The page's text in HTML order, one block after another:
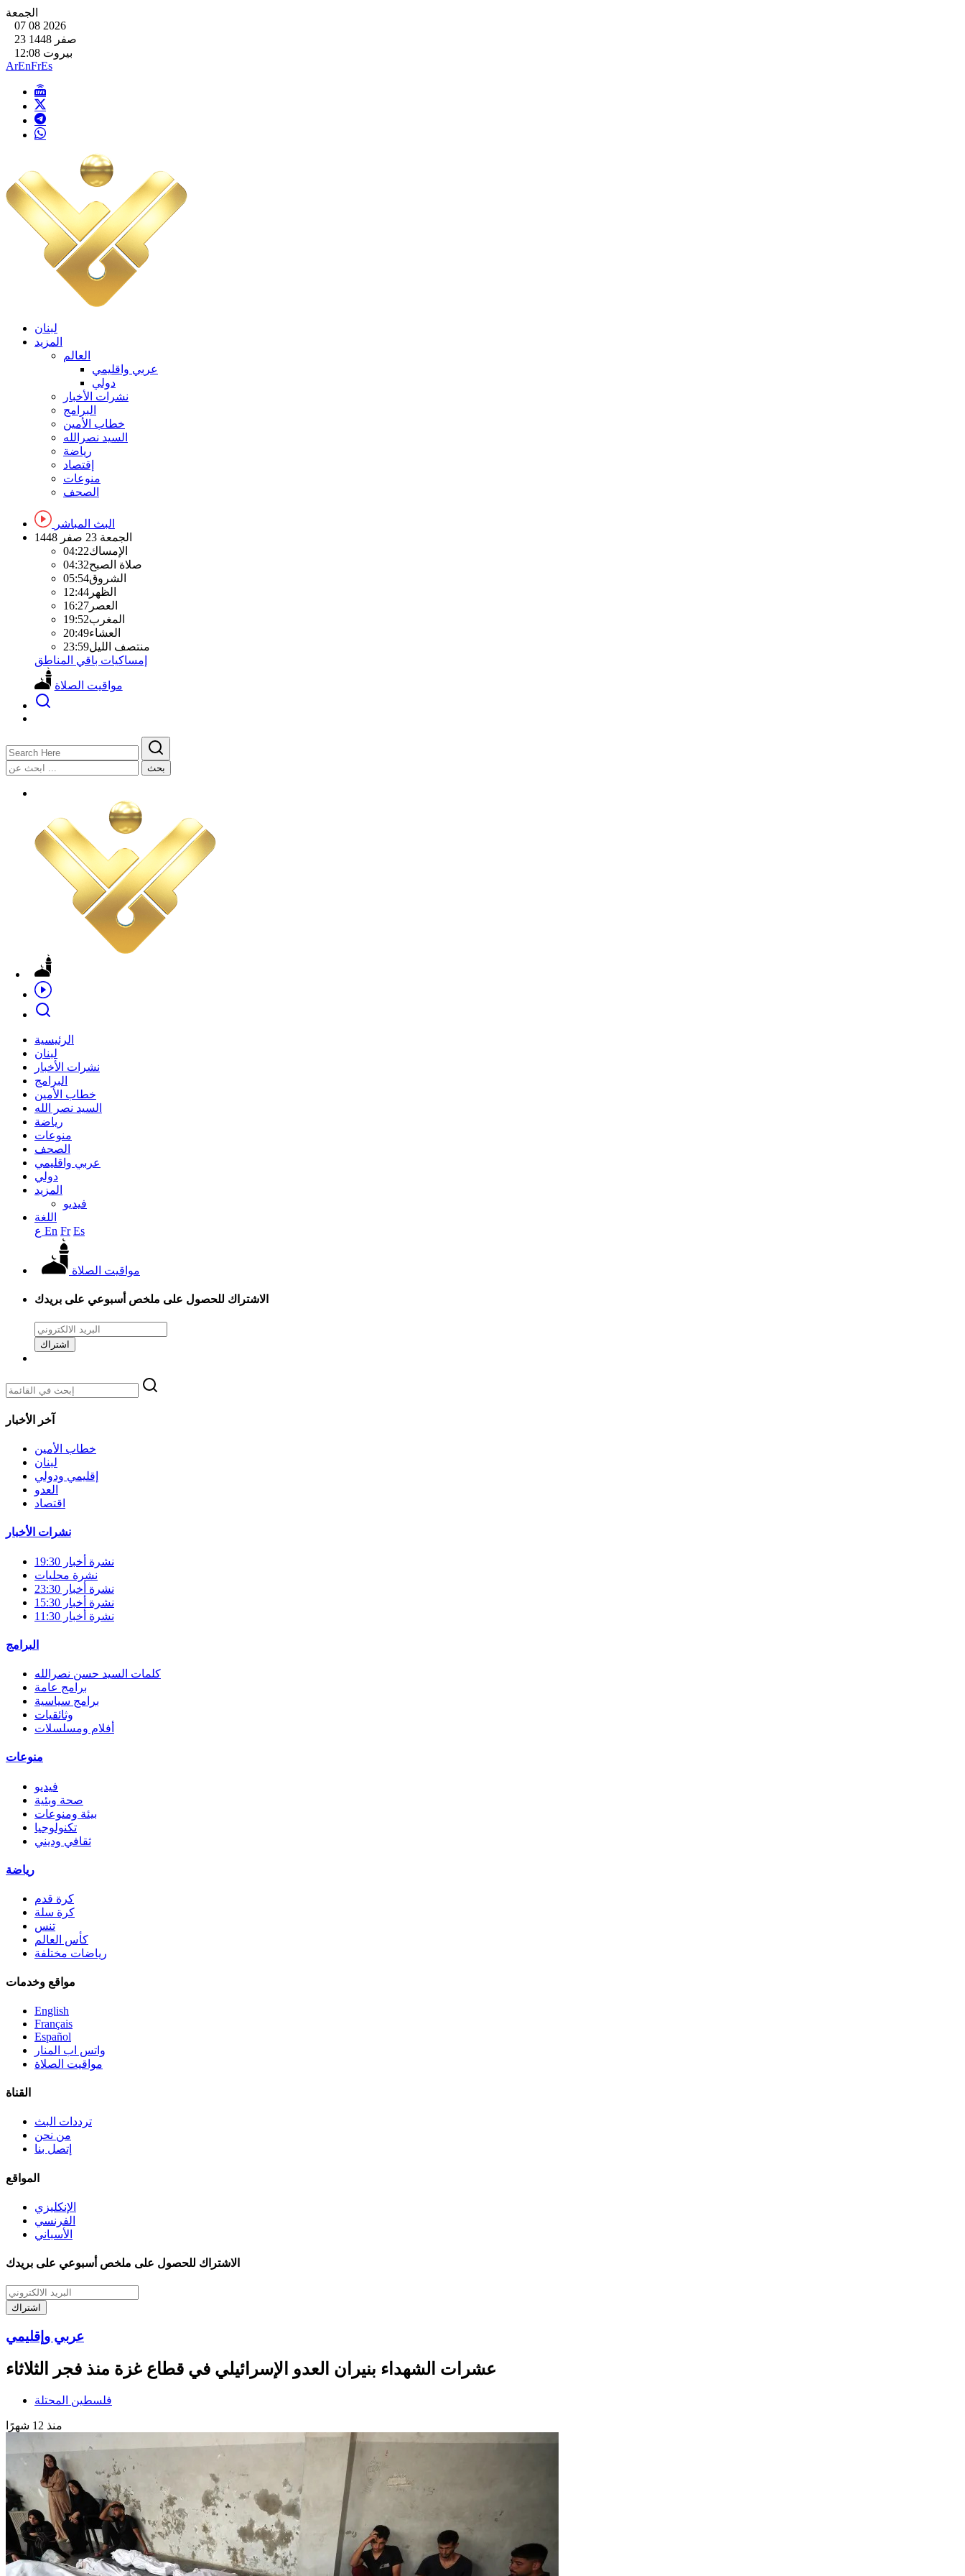
07 08 2026
بيروت 12:08
ArEnFrEs
لبنان
المزيد
العالم
عربي واقليمي
دولي
نشرات الأخبار
البرامج
خطاب الأمين
السيد نصرالله
رياضة
إقتصاد
منوعات
الصحف
البث المباشر
الجمعة 23 صفر 1448
الإمساك04:22
صلاة الصبح04:32
الشروق05:54
الظهر 12:44
العصر 16:27
المغرب19:52
العشاء20:49
منتصف الليل23:59
إمساكيات باقي المناطق
مواقيت الصلاة
بحث
الرئيسية
لبنان
نشرات الأخبار
البرامج
خطاب الأمين
السيد نصر الله
رياضة
منوعات
الصحف
عربي واقليمي
دولي
المزيد
فيديو
اللغة
En Fr Es
مواقيت الصلاة
الاشتراك للحصول على ملخص أسبوعي على بريدك
اشتراك
آخر الأخبار
خطاب الأمين
لبنان
إقليمي ودولي
العدو
اقتصاد
نشرات الأخبار
نشرة أخبار 19:30
نشرة محليات
نشرة أخبار 23:30
نشرة أخبار 15:30
نشرة أخبار 11:30
البرامج
كلمات السيد حسن نصرالله
برامج عامة
برامج سياسية
وثائقيات
أفلام ومسلسلات
منوعات
فيديو
صحة وبئية
بيئة ومنوعات
تكنولوجيا
ثقافي وديني
رياضة
كرة قدم
كرة سلة
تنس
كأس العالم
رياضات مختلفة
مواقع وخدمات
English
Français
Español
واتس اب المنار
مواقيت الصلاة
القناة
ترددات البث
من نحن
إتصل بنا
المواقع
الإنكليزي
الفرنسي
الأسباني
الاشتراك للحصول على ملخص أسبوعي على بريدك
اشتراك
عربي وإقليمي
عشرات الشهداء بنيران العدو الإسرائيلي في قطاع غزة منذ فجر الثلاثاء
فلسطين المحتلة
منذ 12 شهرًا